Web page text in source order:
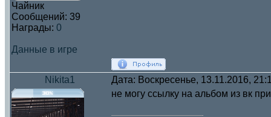
Чайник
Сообщений: 39
Награды: 0
Данные в игре
Nikita1 Дата: Воскресенье, 13.11.2016,
не могу ссылку на альбом из вк